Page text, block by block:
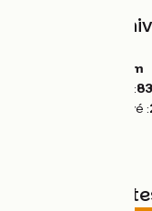
Pentes et
529m
Point le plus bas :
Point le plus élevé :
Types de